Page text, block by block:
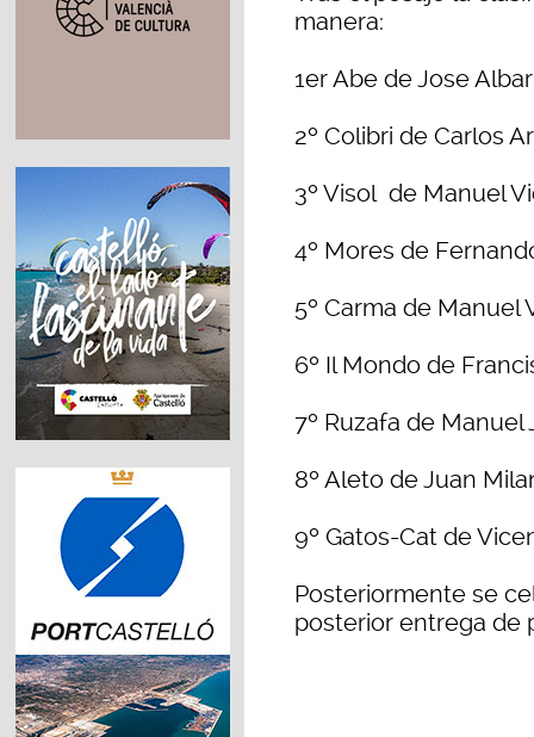
manera:
1er Abe de Jose
2º Colibri de Carlos
3º Visol de Manuel
4º Mores de
5º Carma de Manuel
6º Il Mondo de
7º Ruzafa de Manuel
8º Aleto de Juan
9º Gatos-Cat de
Posteriormente se
posterior entrega de